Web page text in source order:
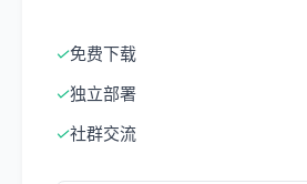
✓免费下载
✓独立部署
✓社群交流